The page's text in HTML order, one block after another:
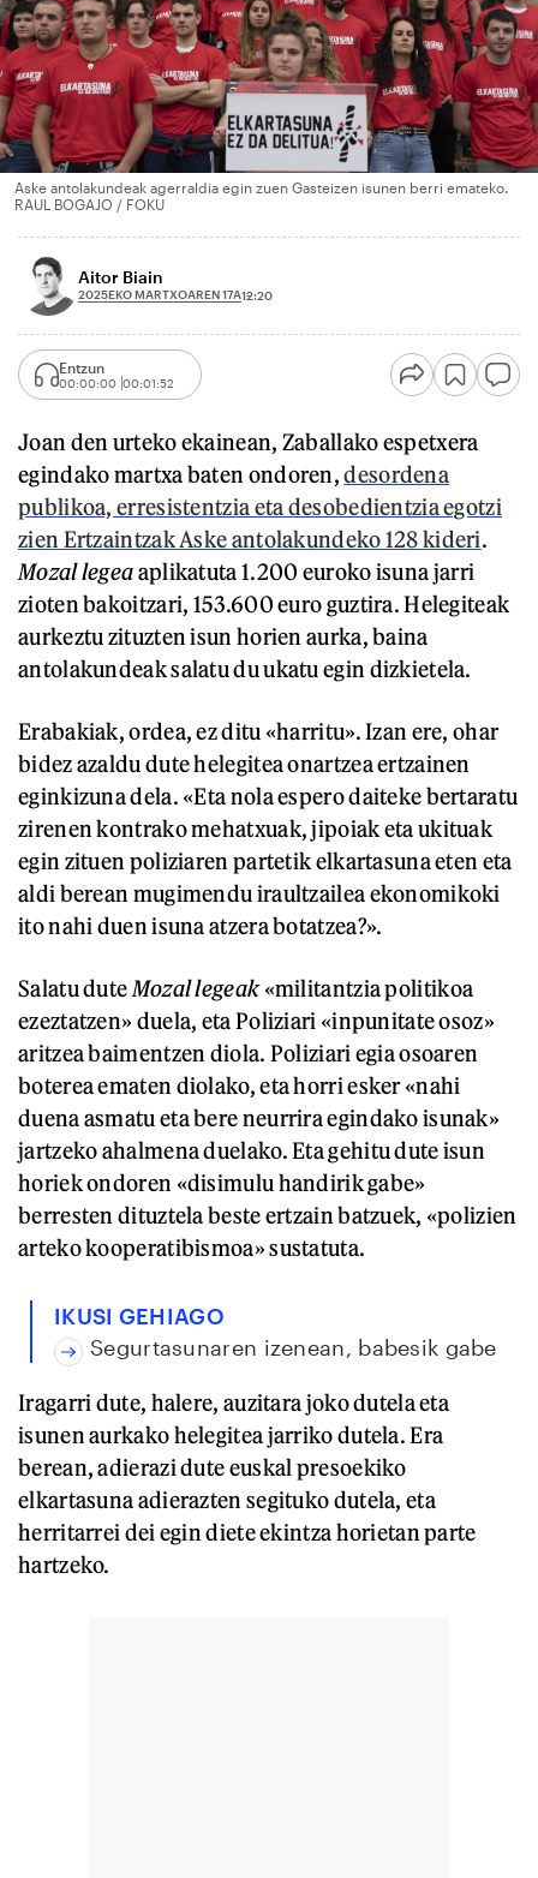
Aske antolakundeak agerraldia egin zuen Gasteizen isunen berri emateko.
RAUL BOGAJO / FOKU
Aitor Biain
2025EKO MARTXOAREN 17A12:20
Entzun
00:00:00 00:01:52
Joan den urteko ekainean, Zaballako espetxera
egindako martxa baten ondoren,desordena
publikoa, erresistentzia eta desobedientzia egotzi
zien Ertzaintzak Aske antolakundeko 128 kideri.
Mozal legeaaplikatuta 1.200 euroko isuna jarri
zioten bakoitzari, 153.600 euro guztira. Helegiteak
aurkeztu zituzten isun horien aurka, baina
antolakundeak salatu du ukatu egin dizkietela.
Erabakiak, ordea, ez ditu «harritu». Izan ere, ohar
bidez azaldu dute helegitea onartzea ertzainen
eginkizuna dela. «Eta nola espero daiteke bertaratu
zirenen kontrako mehatxuak, jipoiak eta ukituak
egin zituen poliziaren partetik elkartasuna eten eta
aldi berean mugimendu iraultzailea ekonomikoki
ito nahi duen isuna atzera botatzea?».
Salatu dute Mozal legeak«militantzia politikoa
ezeztatzen» duela, eta Poliziari «inpunitate osoz»
aritzea baimentzen diola. Poliziari egia osoaren
boterea ematen diolako, eta horri esker «nahi
duena asmatu eta bere neurrira egindako isunak»
jartzeko ahalmena duelako. Eta gehitu dute isun
horiek ondoren «disimulu handirik gabe»
berresten dituztela beste ertzain batzuek, «polizien
arteko kooperatibismoa» sustatuta.
IKUSI GEHIAGO
Segurtasunaren izenean, babesik gabe
Iragarri dute, halere, auzitara joko dutela eta
isunen aurkako helegitea jarriko dutela. Era
berean, adierazi dute euskal presoekiko
elkartasuna adierazten segituko dutela, eta
herritarrei dei egin diete ekintza horietan parte
hartzeko.